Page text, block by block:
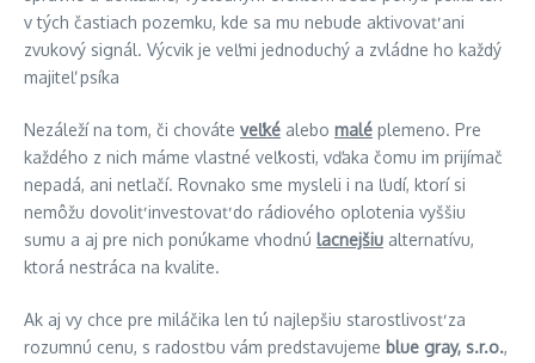
v tých častiach pozemku, kde sa mu nebude aktivovať ani
zvukový signál. Výcvik je veľmi jednoduchý a zvládne ho každý
majiteľ psíka
Nezáleží na tom, či chováte veľké alebo malé plemeno. Pre
každého z nich máme vlastné veľkosti, vďaka čomu im prijímač
nepadá, ani netlačí. Rovnako sme mysleli i na ľudí, ktorí si
nemôžu dovoliť investovať do rádiového oplotenia vyššiu
sumu a aj pre nich ponúkame vhodnú lacnejšiu alternatívu,
ktorá nestráca na kvalite.
Ak aj vy chce pre miláčika len tú najlepšiu starostlivosť za
rozumnú cenu, s radosťou vám predstavujeme blue gray, s.r.o.,